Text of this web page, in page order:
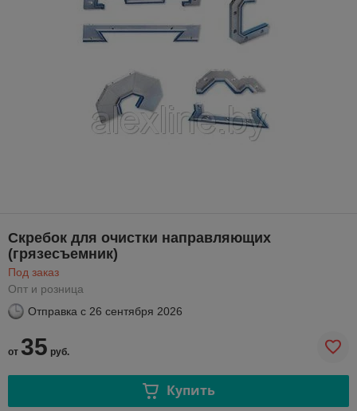
Скребок для очистки направляющих
(грязесъемник)
Под заказ
Опт и розница
Отправка с 26 сентября 2026
от 35 руб.
Купить